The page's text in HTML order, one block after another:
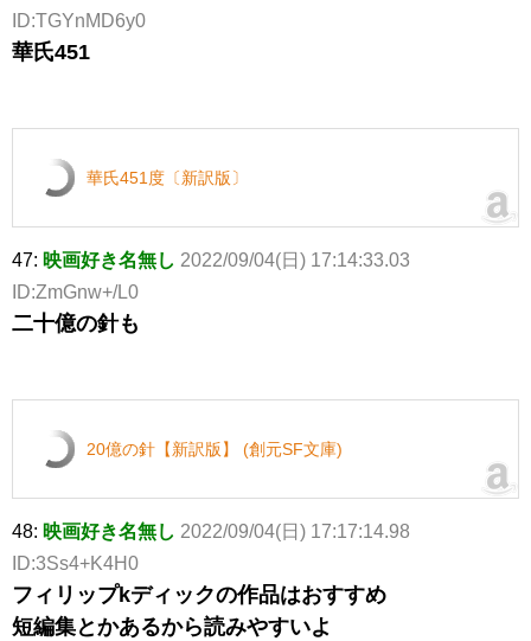
ID:TGYnMD6y0
華氏451
華氏451度〔新訳版〕
47: 映画好き名無し 2022/09/04(日) 17:14:33.03
ID:ZmGnw+/L0
二十億の針も
20億の針【新訳版】 (創元SF文庫)
48: 映画好き名無し 2022/09/04(日) 17:17:14.98
ID:3Ss4+K4H0
フィリップkディックの作品はおすすめ
短編集とかあるから読みやすいよ